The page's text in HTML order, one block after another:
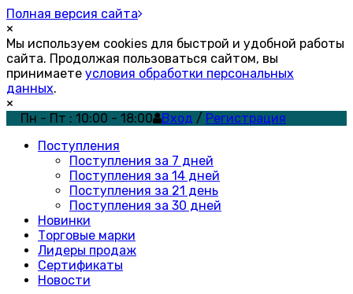
Полная версия сайта
×
Мы используем cookies для быстрой и удобной работы
сайта. Продолжая пользоваться сайтом, вы
принимаете условия обработки персональных
данных.
×
Пн - Пт : 10:00 - 18:00
Вход / Регистрация
Поступления
Поступления за 7 дней
Поступления за 14 дней
Поступления за 21 день
Поступления за 30 дней
Новинки
Торговые марки
Лидеры продаж
Сертификаты
Новости